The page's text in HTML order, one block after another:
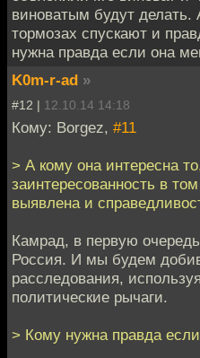
виноватым будут делать.
тормозах спускают и
нужна правда если она
K0m-r-ad »
#12 | 12.10.14 14:18
Кому: Borgez, #11
> А кому она интересна
заинтересованность в
выявлена и
Камрад, в первую
Россия. И мы будем
расследования,
политические рычаги.
> Кому нужна правда